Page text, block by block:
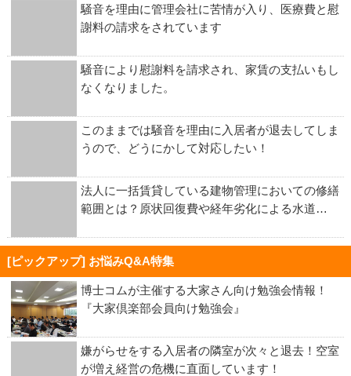
騒音を理由に管理会社に苦情が入り、医療費と慰
謝料の請求をされています
騒音により慰謝料を請求され、家賃の支払いもし
なくなりました。
このままでは騒音を理由に入居者が退去してしま
うので、どうにかして対応したい！
法人に一括賃貸している建物管理においての修繕
範囲とは？原状回復費や経年劣化による水道…
[ピックアップ] お悩みQ&A特集
博士コムが主催する大家さん向け勉強会情報！
『大家倶楽部会員向け勉強会』
嫌がらせをする入居者の隣室が次々と退去！空室
が増え経営の危機に直面しています！